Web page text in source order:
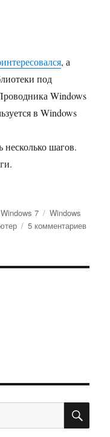
, а
под
Windows
в Windows
несколько шагов.
под компьютер
Рубрики
Windows 7 Метки
Windows
5 комментариевк